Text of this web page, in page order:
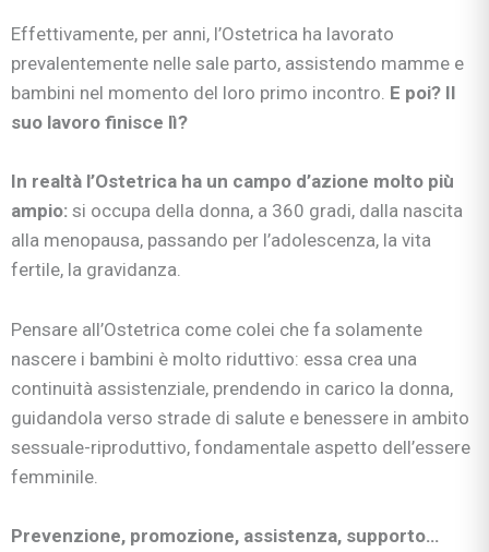
Effettivamente, per anni, l’Ostetrica ha lavorato
prevalentemente nelle sale parto, assistendo mamme e
bambini nel momento del loro primo incontro. E poi? Il
suo lavoro finisce lì?
In realtà l’Ostetrica ha un campo d’azione molto più
ampio: si occupa della donna, a 360 gradi, dalla nascita
alla menopausa, passando per l’adolescenza, la vita
fertile, la gravidanza.
Pensare all’Ostetrica come colei che fa solamente
nascere i bambini è molto riduttivo: essa crea una
continuità assistenziale, prendendo in carico la donna,
guidandola verso strade di salute e benessere in ambito
sessuale-riproduttivo, fondamentale aspetto dell’essere
femminile.
Prevenzione, promozione, assistenza, supporto…